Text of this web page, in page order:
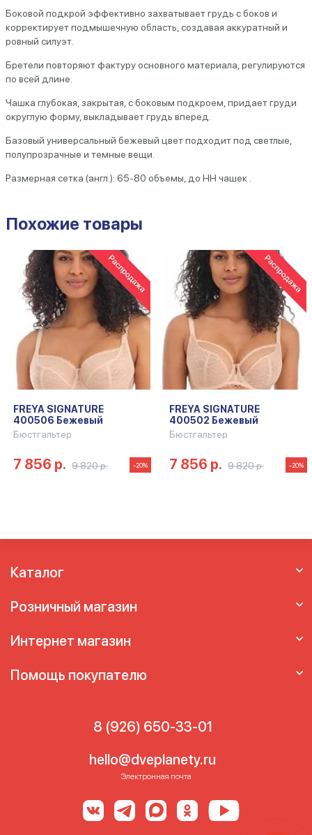
Боковой подкрой эффективно захватывает грудь с боков и
корректирует подмышечную область, создавая аккуратный и
ровный силуэт.
Бретели повторяют фактуру основного материала, регулируются
по всей длине.
Чашка глубокая, закрытая, с боковым подкроем , придает груди
округлую форму, выкладывает грудь вперед
Базовый универсальный бежевый цвет подходит под светлые,
полупрозрачные и темные вещи.
Размерная сетка (англ.): 65-80 объемы, до HH чашек .
Похожие товары
FREYA SIGNATURE
400506 Бежевый
Бюстгальтер
7 856 р. 9 820 р. -20%
FREYA SIGNATURE
400502 Бежевый
Бюстгальтер
7 856 р. 9 820 р. -20%
Каталог
Розничный магазин
Интернет магазин
Помощь покупателю
8 (926) 650-33-01
hello@dveplanety.ru
Электронная почта